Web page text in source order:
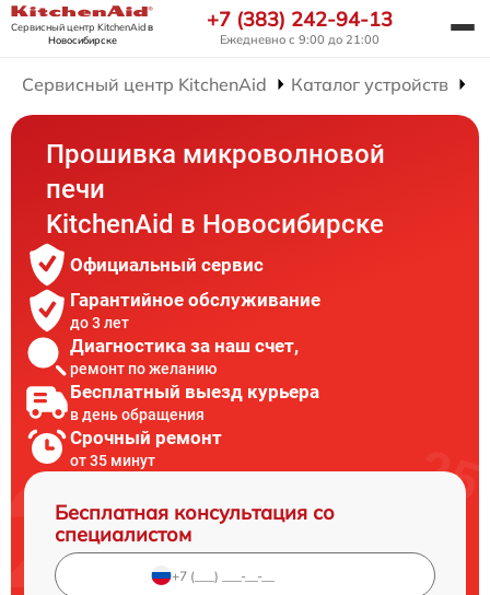
Сервисный центр KitchenAidв
Новосибирске
+7 (383) 242-94-13
Ежедневно с 9:00 до 21:00
Сервисный центр KitchenAid Каталог устройств
Прошивка микроволновой
печи
KitchenAid в Новосибирске
Официальный сервис
Гарантийное обслуживание
до 3 лет
Диагностика за наш счет,
ремонт по желанию
Бесплатный выезд курьера
в день обращения
Срочный ремонт
от 35 минут
Бесплатная консультация со
специалистом